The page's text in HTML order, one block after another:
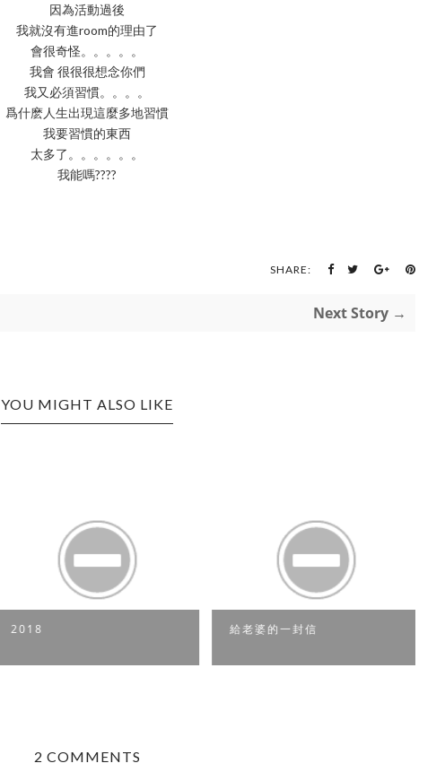
因為活動過後
我就沒有進room的理由了
會很奇怪。。。。。
我會 很很很想念你們
我又必須習慣。。。。
爲什麽人生出現這麼多地習慣
我要習慣的東西
太多了。。。。。。
我能嗎????
SHARE:
Next Story →
YOU MIGHT ALSO LIKE
2018 給老婆的一封信
2 COMMENTS